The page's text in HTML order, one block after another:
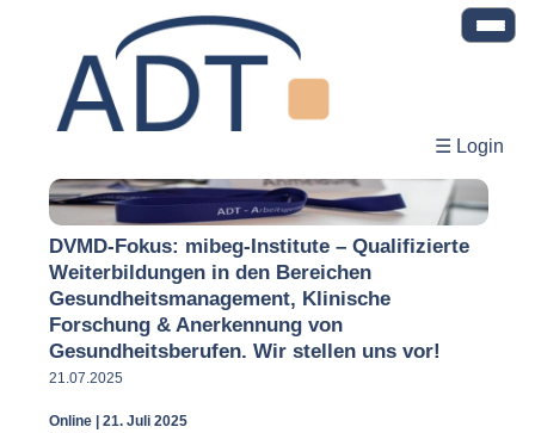
☰ Login
DVMD-Fokus: mibeg-Institute – Qualifizierte
Weiterbildungen in den Bereichen
Gesundheitsmanagement, Klinische
Forschung & Anerkennung von
Gesundheitsberufen. Wir stellen uns vor!
21.07.2025
Online | 21. Juli 2025